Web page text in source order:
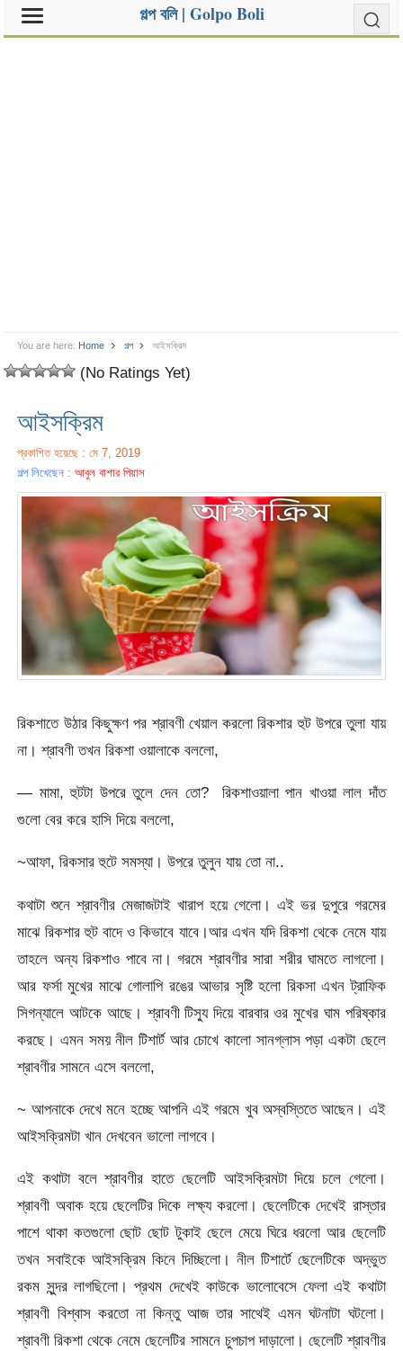
গল্প বলি | Golpo Boli
You are here: Home গল্প আইসক্রিম
(No Ratings Yet)
আইসক্রিম
প্রকাশিত হয়েছে : মে 7, 2019
গল্প লিখেছেন :আবুল বাশার পিয়াস
রিকশাতে উঠার কিছুক্ষণ পর শ্রাবণী খেয়াল করলো রিকশার হুট উপরে তুলা যায়
না। শ্রাবণী তখন রিকশা ওয়ালাকে বললো,
— মামা, হুটটা উপরে তুলে দেন তো? রিকশাওয়ালা পান খাওয়া লাল দাঁত
গুলো বের করে হাসি দিয়ে বললো,
~আফা, রিকসার হুটে সমস্যা। উপরে তুলুন যায় তো না..
কথাটা শুনে শ্রাবণীর মেজাজটাই খারাপ হয়ে গেলো। এই ভর দুপুরে গরমের
মাঝে রিকশার হুট বাদে ও কিভাবে যাবে।আর এখন যদি রিকশা থেকে নেমে যায়
তাহলে অন্য রিকশাও পাবে না। গরমে শ্রাবণীর সারা শরীর ঘামতে লাগলো।
আর ফর্সা মুখের মাঝে গোলাপি রঙের আভার সৃষ্টি হলো রিকসা এখন ট্রাফিক
সিগন্যালে আটকে আছে। শ্রাবণী টিস্যু দিয়ে বারবার ওর মুখের ঘাম পরিষ্কার
করছে। এমন সময় নীল টিশার্ট আর চোখে কালো সানগ্লাস পড়া একটা ছেলে
শ্রাবণীর সামনে এসে বললো,
~ আপনাকে দেখে মনে হচ্ছে আপনি এই গরমে খুব অস্বস্তিতে আছেন। এই
আইসক্রিমটা খান দেখবেন ভালো লাগবে।
এই কথাটা বলে শ্রাবণীর হাতে ছেলেটি আইসক্রিমটা দিয়ে চলে গেলো।
শ্রাবণী অবাক হয়ে ছেলেটির দিকে লক্ষ্য করলো। ছেলেটিকে দেখেই রাস্তার
পাশে থাকা কতগুলো ছোট ছোট টুকাই ছেলে মেয়ে ঘিরে ধরলো আর ছেলেটি
তখন সবাইকে আইসক্রিম কিনে দিচ্ছিলো। নীল টিশার্টে ছেলেটিকে অদ্ভুত
রকম সুন্দর লাগছিলো। প্রথম দেখেই কাউকে ভালোবেসে ফেলা এই কথাটা
শ্রাবণী বিশ্বাস করতো না কিন্তু আজ তার সাথেই এমন ঘটনাটা ঘটলো।
শ্রাবণী রিকশা থেকে নেমে ছেলেটির সামনে চুপচাপ দাড়ালো। ছেলেটি শ্রাবণীর